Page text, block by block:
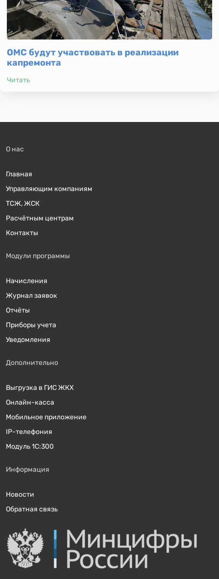
ОМС будут участвовать в реализации
капремонта
Читать
О нас
Главная
Управляющим компаниям
ТСЖ, ЖСК
Расчётным центрам
Контакты
Модули программы
Начисления
Журнал заявок
Отчёты
Приборы учета
Уведомления
Дополнительно
Выгрузка в ГИС ЖКХ
Онлайн-касса
Мобильное приложение
IP-телефония
Модуль 1С:300
Информация
Новости
Обратная связь